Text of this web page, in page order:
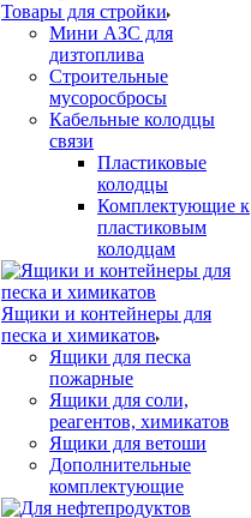
Товары для стройки
Мини АЗС для
дизтоплива
Строительные
мусоросбросы
Кабельные колодцы
связи
Пластиковые
колодцы
Комплектующие к
пластиковым
колодцам
Ящики и контейнеры для
песка и химикатов
Ящики для песка
пожарные
Ящики для соли,
реагентов, химикатов
Ящики для ветоши
Дополнительные
комплектующие